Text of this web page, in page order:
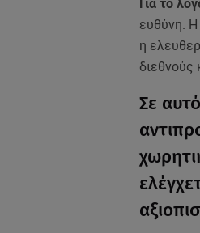
Για το
ευθύνη.
η
διεθνούς
Σε